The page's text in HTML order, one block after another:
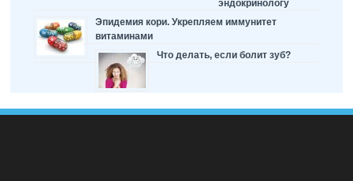
эндокринологу
Эпидемия кори. Укрепляем иммунитет
витаминами
Что делать, если болит зуб?